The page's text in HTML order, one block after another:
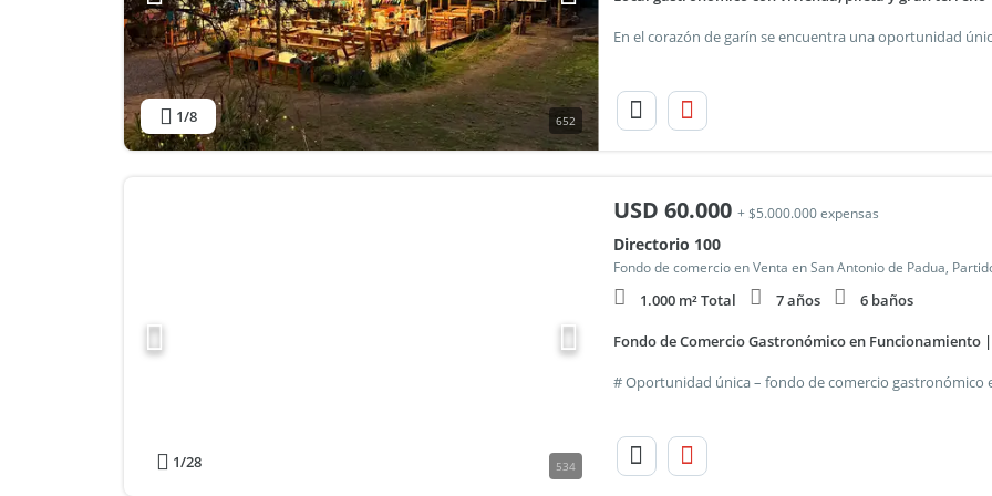
1/8 652
1/28 534
USD 60.000 + $5.000.000 expensas
Directorio 100
Fondo de comercio en Venta en San Antonio de Padua,
1.000 m² Total 7 años 6 baños
Fondo de Comercio Gastronómico en Funcionamiento